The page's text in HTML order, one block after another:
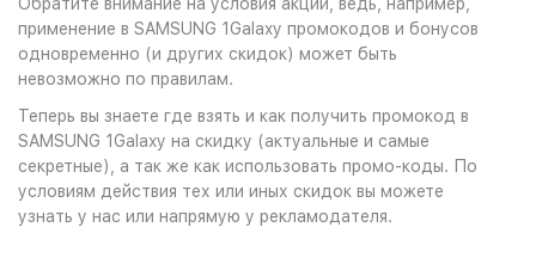
применение в SAMSUNG 1Galaxy промокодов и бонусов
одновременно (и других скидок) может быть
невозможно по правилам.
Теперь вы знаете где взять и как получить промокод в
SAMSUNG 1Galaxy на скидку (актуальные и самые
секретные), а так же как использовать промо-коды. По
условиям действия тех или иных скидок вы можете
узнать у нас или напрямую у рекламодателя.